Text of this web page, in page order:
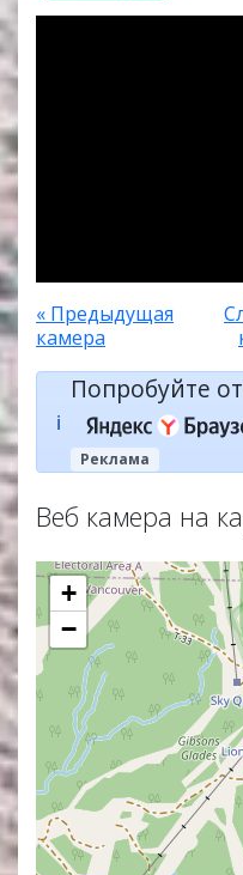
« Предыдущая
камера
ℹ️
Попробуйте
Реклама
Веб камера на
+
−